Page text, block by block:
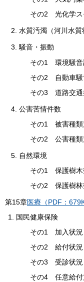
その2 光化学スモ
2. 水質汚濁（河川水
3. 騒音・振動
その1 環境騒音調
その2 自動車騒音
その3 道路交通振
4. 公害苦情件数
その1 被害種類
その2 公害種類
5. 自然環境
その1 保護樹木
その2 保護樹林
第15章医療（PDF：
国民健康保険
その1 加入状況
その2 給付状況
その3 受診状況
その4 任意給付